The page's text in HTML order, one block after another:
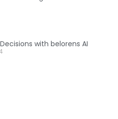
with belorens AI